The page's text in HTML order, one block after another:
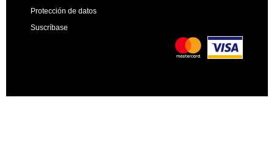
Protección de datos
Suscríbase